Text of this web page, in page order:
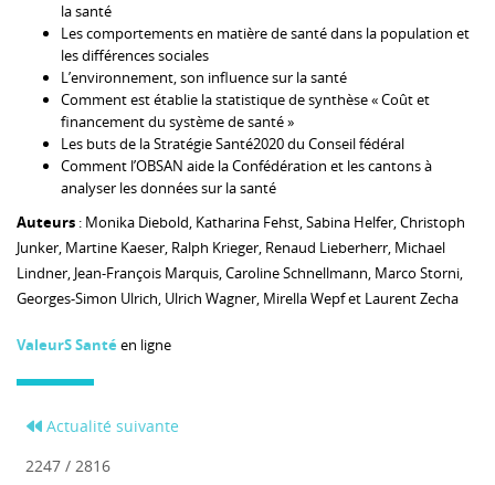
la santé
Les comportements en matière de santé dans la population et
les différences sociales
L’environnement, son influence sur la santé
Comment est établie la statistique de synthèse « Coût et
financement du système de santé »
Les buts de la Stratégie Santé2020 du Conseil fédéral
Comment l’OBSAN aide la Confédération et les cantons à
analyser les données sur la santé
Auteurs : Monika Diebold, Katharina Fehst, Sabina Helfer, Christoph
Junker, Martine Kaeser, Ralph Krieger, Renaud Lieberherr, Michael
Lindner, Jean-François Marquis, Caroline Schnellmann, Marco Storni,
Georges-Simon Ulrich, Ulrich Wagner, Mirella Wepf et Laurent Zecha
ValeurS Santé en ligne
Actualité suivante
2247 / 2816